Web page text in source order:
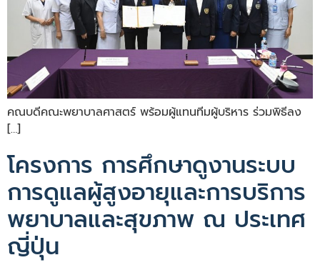
คณบดีคณะพยาบาลศาสตร์ พร้อมผู้แทนทีมผู้บริหาร ร่วมพิธีลง
[…]
โครงการ การศึกษาดูงานระบบ
การดูแลผู้สูงอายุและการบริการ
พยาบาลและสุขภาพ ณ ประเทศ
ญี่ปุ่น